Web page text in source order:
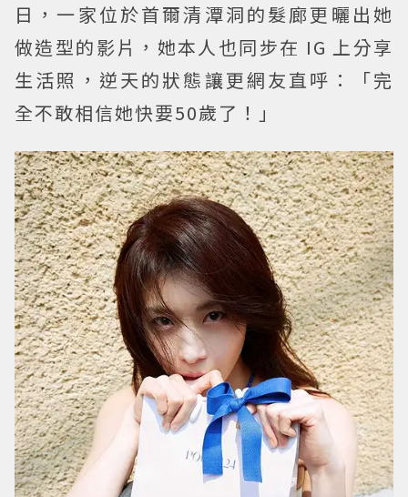
日，一家位於首爾清潭洞的髮廊更曬出她
做造型的影片，她本人也同步在 IG 上分享
生活照，逆天的狀態讓更網友直呼：「完
全不敢相信她快要50歲了！」